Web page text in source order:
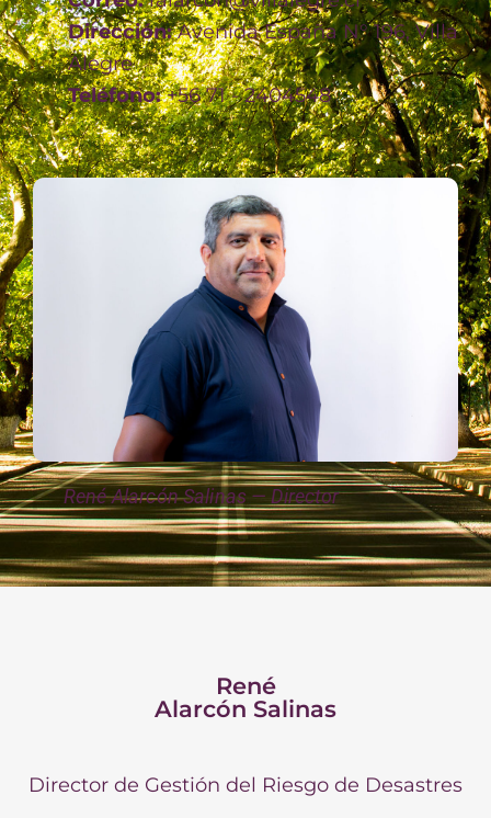
René Alarcón Salinas — Director
Dirección:Avenida España N° 196, Villa
Alegre
Teléfono:+56 71 - 2404548
René
Alarcón Salinas
Director de Gestión del Riesgo de Desastres